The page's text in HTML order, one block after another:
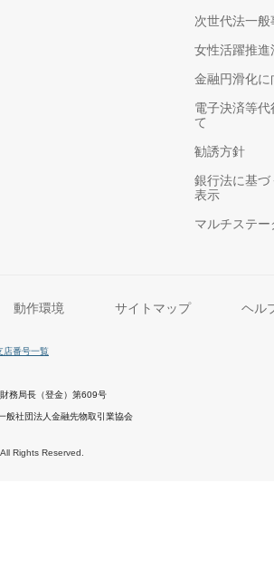
次世代法一
女性活躍推
金融円滑化
電子決済等
て
勧誘方針
銀行法に基
表示
マルチステ
動作環境 サイトマップ ヘル
店番号一覧
務局長（登金）第609号
般社団法人金融先物取引業協会
Rights Reserved.